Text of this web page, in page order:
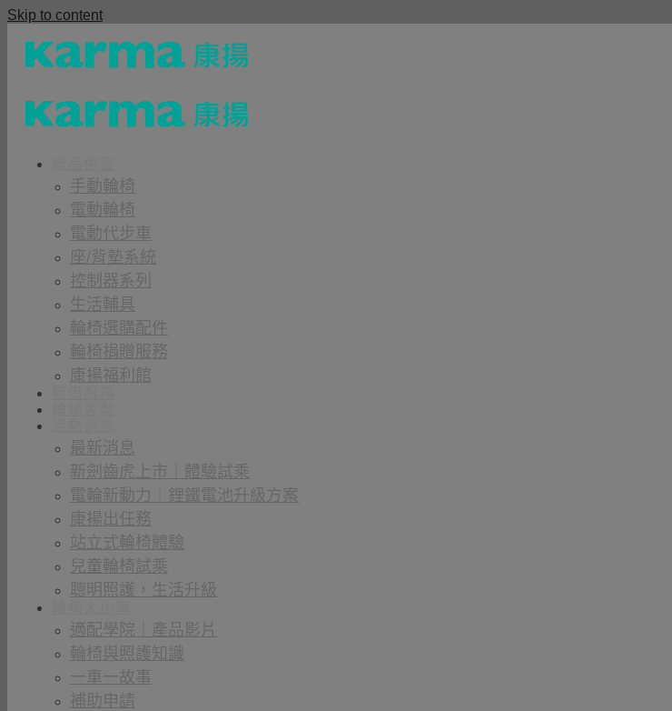
Skip to content
手動輪椅
電動輪椅
電動代步車
座/背墊系統
控制器系列
生活輔具
輪椅選購配件
輪椅捐贈服務
康揚福利館
最新消息
新劍齒虎上市｜體驗試乘
電輪新動力｜鋰鐵電池升級方案
康揚出任務
站立式輪椅體驗
兒童輪椅試乘
聰明照護，生活升級
適配學院｜產品影片
輪椅與照護知識
一車一故事
補助申請